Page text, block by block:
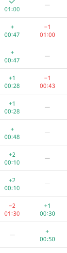
01:00
—
+
00:47
−1
01:00
+
00:47
—
+1
00:28
−1
00:43
+1
00:28
—
+
00:48
—
+2
00:10
—
+2
00:10
—
−2
01:30
+1
00:30
—
+
00:50